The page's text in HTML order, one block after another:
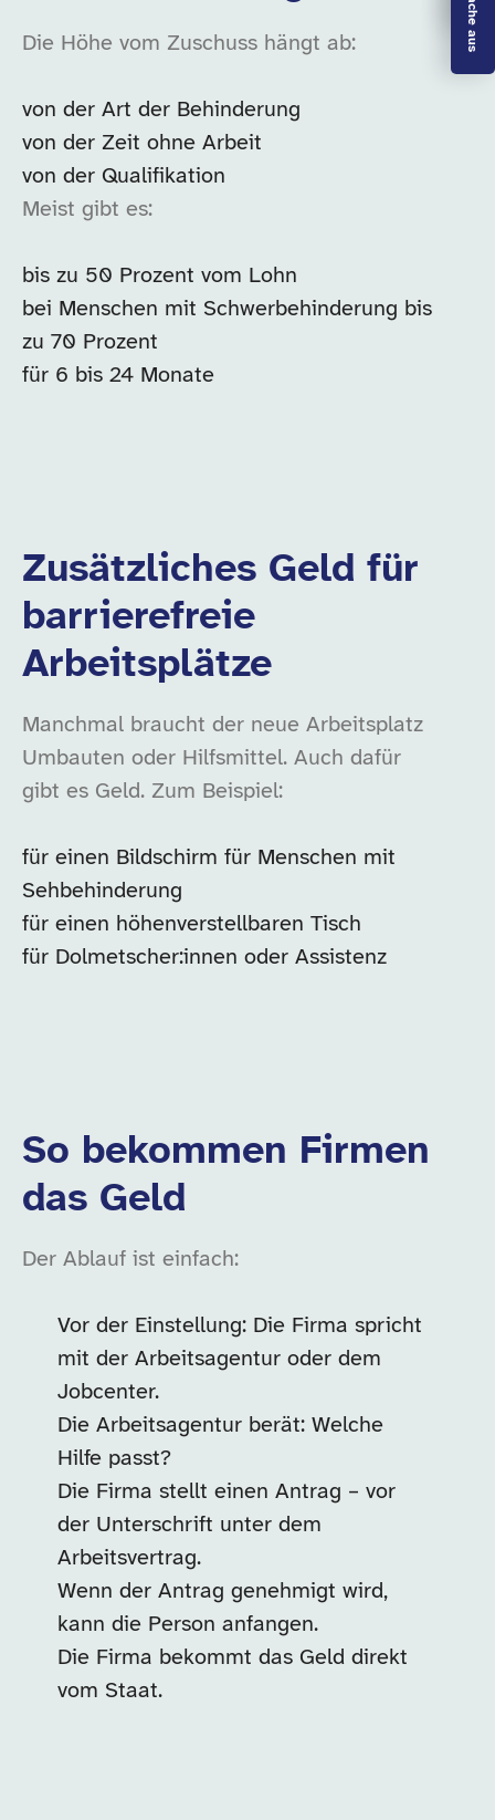
Die Höhe vom Zuschuss hängt ab:
von der Art der Behinderung
von der Zeit ohne Arbeit
von der Qualifikation
Meist gibt es:
bis zu 50 Prozent vom Lohn
bei Menschen mit Schwerbehinderung bis
zu 70 Prozent
für 6 bis 24 Monate
Zusätzliches Geld für
barrierefreie
Arbeitsplätze
Manchmal braucht der neue Arbeitsplatz
Umbauten oder Hilfsmittel. Auch dafür
gibt es Geld. Zum Beispiel:
für einen Bildschirm für Menschen mit
Sehbehinderung
für einen höhenverstellbaren Tisch
für Dolmetscher:innen oder Assistenz
So bekommen Firmen
das Geld
Der Ablauf ist einfach:
Vor der Einstellung: Die Firma spricht
mit der Arbeitsagentur oder dem
Jobcenter.
Die Arbeitsagentur berät: Welche
Hilfe passt?
Die Firma stellt einen Antrag – vor
der Unterschrift unter dem
Arbeitsvertrag.
Wenn der Antrag genehmigt wird,
kann die Person anfangen.
Die Firma bekommt das Geld direkt
vom Staat.